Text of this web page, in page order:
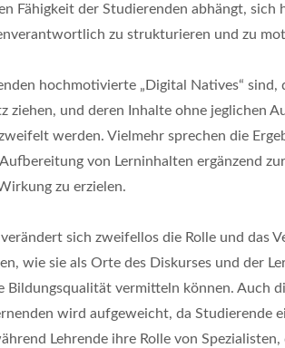
Fähigkeit der Studierenden abhängt, sich
zu strukturieren und zu
hochmotivierte „Digital Natives“ sind,
ziehen, und deren Inhalte ohne jeglichen
werden. Vielmehr sprechen die
von Lerninhalten ergänzend
zu erzielen.
sich zweifellos die Rolle und das
wie sie als Orte des Diskurses und der
Bildungsqualität vermitteln können. Auch
wird aufgeweicht, da Studierende
Lehrende ihre Rolle von